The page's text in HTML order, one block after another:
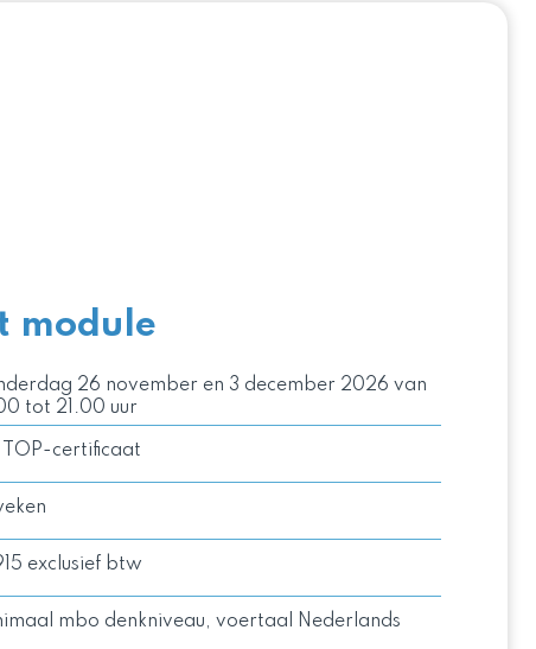
module
26 november en 3 december 2026 van
tot 21.00 uur
TOP-certificaat
exclusief btw
mbo denkniveau, voertaal Nederlands